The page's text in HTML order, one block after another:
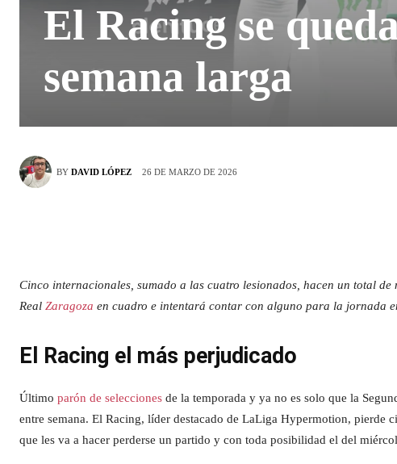
El Racing se
semana larga
BY DAVID LÓPEZ 26 DE MARZO DE 2026
Cinco internacionales, sumado a las cuatro lesionados, hacen un total
Real Zaragoza en cuadro e intentará contar con alguno para la jornada
El Racing el más perjudicado
Último parón de selecciones de la temporada y ya no es solo que la
entre semana. El Racing, líder destacado de LaLiga Hypermotion, pierde
que les va a hacer perderse un partido y con toda posibilidad el del